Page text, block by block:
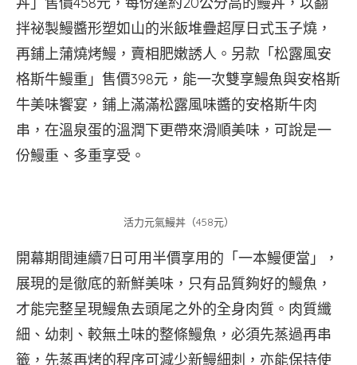
拌祕製鰻醬形塑如山的米飯堆疊超厚日式玉子燒，
再鋪上蒲燒烤鰻，賣相肥嫩誘人。另款「松露風安
格斯牛鰻重」售價398元，能一次雙享鰻魚與安格斯
牛美味饗宴，鋪上滿滿松露風味醬的安格斯牛肉
串，在溫泉蛋的溫潤下更帶來滑順美味，可說是一
份鰻重、多重享受。
活力元氣鰻丼（458元）
開幕期間連續7日可用半價享用的「一本鰻便當」，
展現的是徹底的新鮮美味，只有品質夠好的鰻魚，
才能完整呈現鰻魚去頭尾之外的全身肉質。肉質纖
細、幼刺、較無土味的整條鰻魚，必須先蒸過再串
籤，先蒸再烤的程序可減少新鰻細刺，亦能保持使